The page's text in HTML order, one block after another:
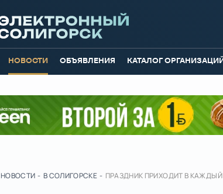
НОВОСТИ ОБЪЯВЛЕНИЯ КАТАЛОГ
НОВОСТИ - В СОЛИГОРСКЕ - ПРАЗДНИК ПРИХОДИТ В